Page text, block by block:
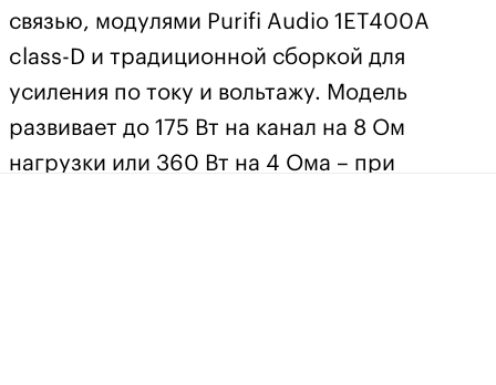
связью, модулями Purifi Audio 1ET400A
class-D и традиционной сборкой для
усиления по току и вольтажу. Модель
развивает до 175 Вт на канал на 8 Ом
нагрузки или 360 Вт на 4 Ома – при